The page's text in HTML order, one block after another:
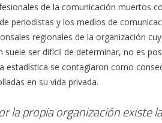
de la comunicación muertos
periodistas y los medios de
regionales de la organización
suele ser difícil de determinar, no es
estadística se contagiaron como
en su vida privada.
la propia organización existe